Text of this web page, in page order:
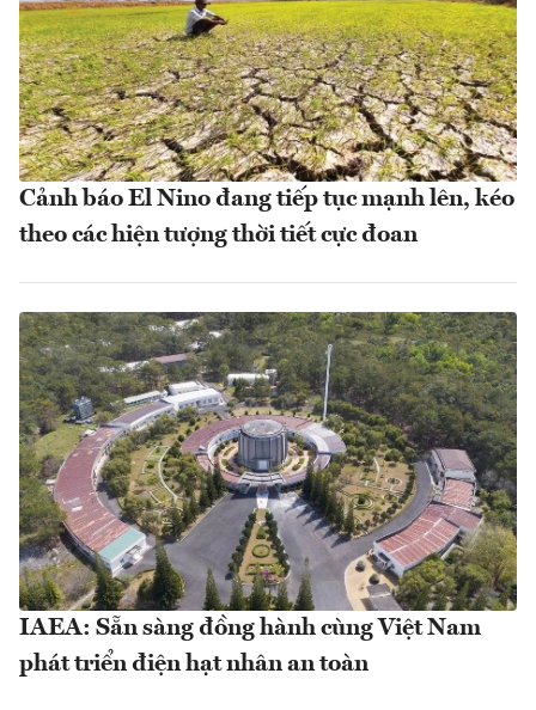
Cảnh báo El Nino đang tiếp tục mạnh lên, kéo
theo các hiện tượng thời tiết cực đoan
IAEA: Sẵn sàng đồng hành cùng Việt Nam
phát triển điện hạt nhân an toàn